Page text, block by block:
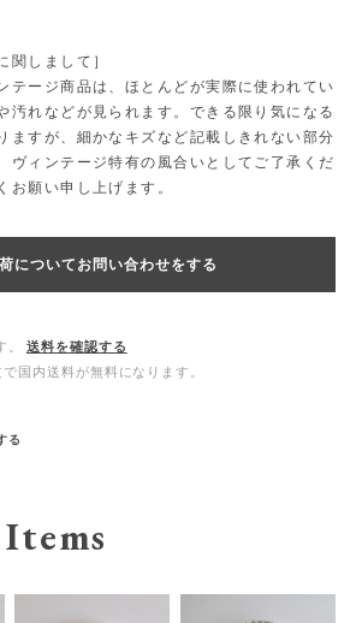
関しまして］
テージ商品は、ほとんどが実際に使われてい
汚れなどが見られます。できる限り気になる
ますが、細かなキズなど記載しきれない部分
ヴィンテージ特有の風合いとしてご了承くだ
お願い申し上げます。
についてお問い合わせをする
送料を確認する
国内送料が無料になります。
る